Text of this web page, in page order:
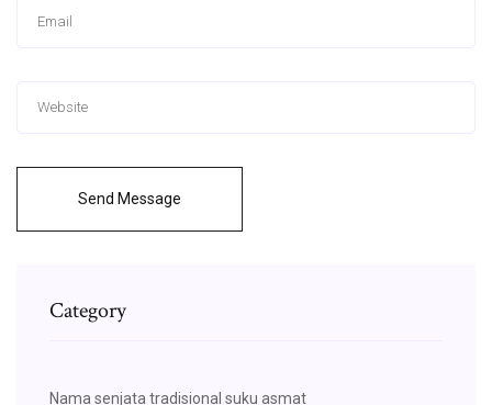
Send Message
Category
Nama senjata tradisional suku asmat